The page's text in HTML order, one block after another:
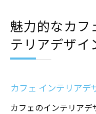
魅力的なカフ
テリアデザイ
カフェ インテリアデ
カフェのインテリア